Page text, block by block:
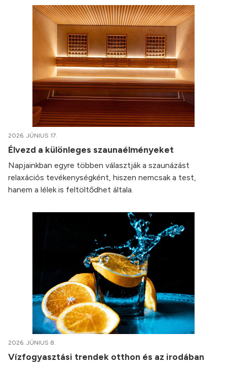
2026. JÚNIUS 17.
Élvezd a különleges szaunaélményeket
Napjainkban egyre többen választják a szaunázást
relaxációs tevékenységként, hiszen nemcsak a test,
hanem a lélek is feltöltődhet általa.
2026. JÚNIUS 8.
Vízfogyasztási trendek otthon és az irodában